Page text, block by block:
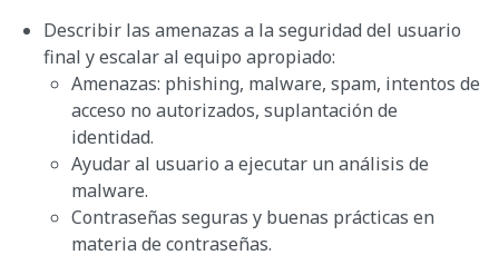
Describir las amenazas a la seguridad del usuario
final y escalar al equipo apropiado:
Amenazas: phishing, malware, spam, intentos de
acceso no autorizados, suplantación de
identidad.
Ayudar al usuario a ejecutar un análisis de
malware.
Contraseñas seguras y buenas prácticas en
materia de contraseñas.